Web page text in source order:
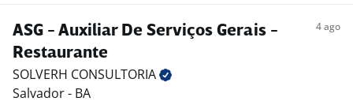
ASG - Auxiliar De Serviços Gerais -
Restaurante
4 ago
SOLVERH CONSULTORIA
Salvador - BA